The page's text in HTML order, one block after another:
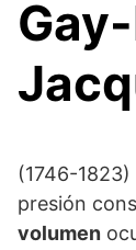
(1746-
presión
volumen